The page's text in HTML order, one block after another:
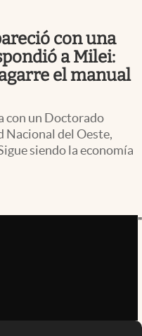
Uruguay
con una
a Milei:
el manual
con un Doctorado
Nacional del Oeste,
siendo la economía
"